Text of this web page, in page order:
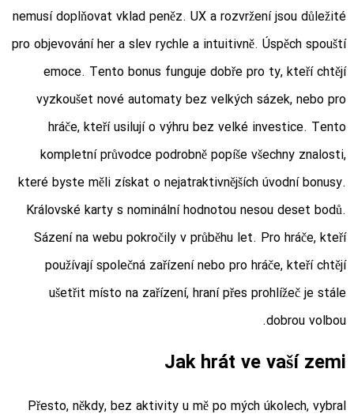
nemusí doplňovat vklad peněz. UX a rozvržení jsou důležité
pro objevování her a slev rychle a intuitivně. Úspěch spouští
emoce. Tento bonus funguje dobře pro ty, kteří chtějí
vyzkoušet nové automaty bez velkých sázek, nebo pro
hráče, kteří usilují o výhru bez velké investice. Tento
kompletní průvodce podrobně popíše všechny znalosti,
které byste měli získat o nejatraktivnějších úvodní bonusy.
Královské karty s nominální hodnotou nesou deset bodů.
Sázení na webu pokročily v průběhu let. Pro hráče, kteří
používají společná zařízení nebo pro hráče, kteří chtějí
ušetřit místo na zařízení, hraní přes prohlížeč je stále
dobrou volbou.
Jak hrát ve vaší zemi
Přesto, někdy, bez aktivity u mě po mých úkolech, vybral